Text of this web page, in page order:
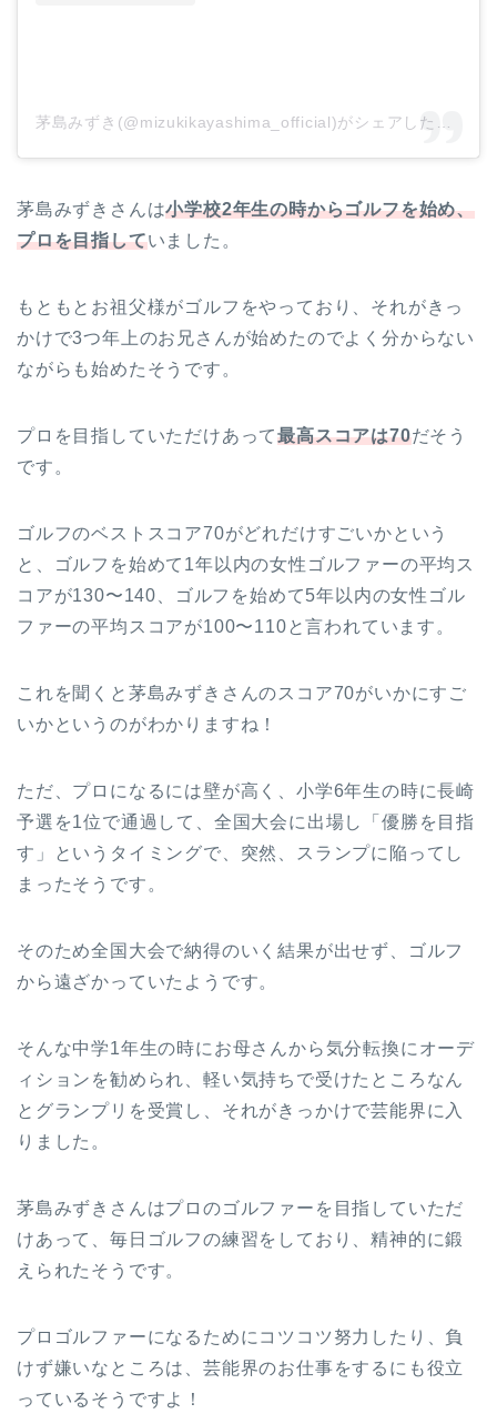
茅島みずきさんは小学校2年生の時からゴルフを始め、
プロを目指していました。
もともとお祖父様がゴルフをやっており、それがきっ
かけで3つ年上のお兄さんが始めたのでよく分からない
ながらも始めたそうです。
プロを目指していただけあって最高スコアは70だそう
です。
ゴルフのベストスコア70がどれだけすごいかという
と、ゴルフを始めて1年以内の女性ゴルファーの平均ス
コアが130〜140、ゴルフを始めて5年以内の女性ゴル
ファーの平均スコアが100〜110と言われています。
これを聞くと茅島みずきさんのスコア70がいかにすご
いかというのがわかりますね！
ただ、プロになるには壁が高く、小学6年生の時に長崎
予選を1位で通過して、全国大会に出場し「優勝を目指
す」というタイミングで、突然、スランプに陥ってし
まったそうです。
そのため全国大会で納得のいく結果が出せず、ゴルフ
から遠ざかっていたようです。
そんな中学1年生の時にお母さんから気分転換にオーデ
ィションを勧められ、軽い気持ちで受けたところなん
とグランプリを受賞し、それがきっかけで芸能界に入
りました。
茅島みずきさんはプロのゴルファーを目指していただ
けあって、毎日ゴルフの練習をしており、精神的に鍛
えられたそうです。
プロゴルファーになるためにコツコツ努力したり、負
けず嫌いなところは、芸能界のお仕事をするにも役立
っているそうですよ！